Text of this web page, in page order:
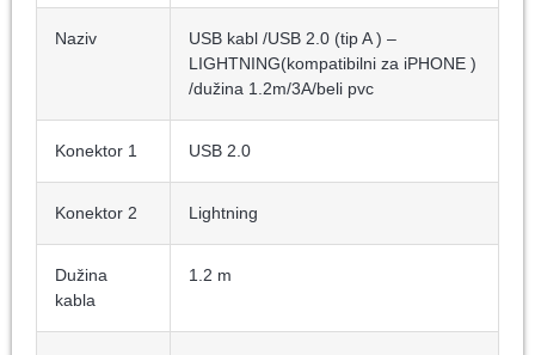
Naziv
USB kabl /USB 2.0 (tip A ) –
LIGHTNING(kompatibilni za iPHONE )
/dužina 1.2m/3A/beli pvc
Konektor 1 USB 2.0
Konektor 2 Lightning
Dužina
kabla
1.2 m